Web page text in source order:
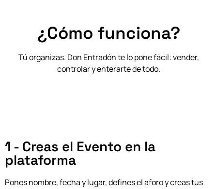
¿Cómo funciona?
Tú organizas. Don Entradón te lo pone fácil: vender,
controlar y enterarte de todo.
1 - Creas el Evento en la
plataforma
Pones nombre, fecha y lugar, defines el aforo y creas tus